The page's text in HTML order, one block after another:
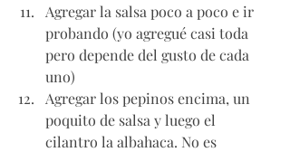
Agregar la salsa poco a poco e ir
probando (yo agregué casi toda
pero depende del gusto de cada
uno)
Agregar los pepinos encima, un
poquito de salsa y luego el
cilantro la albahaca. No es